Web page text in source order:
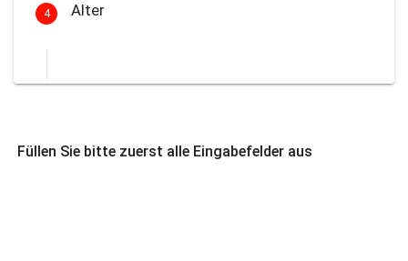
4 Alter
Füllen Sie bitte zuerst alle Eingabefelder aus